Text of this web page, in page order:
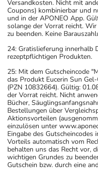
Versandkosten. Nicht mit
Coupons) kombinierbar und
und in der APONEO App.
solange der Vorrat reicht.
zu beenden. Keine
24: Gratislieferung innerhalb
rezeptpflichtigen Produkten.
25: Mit dem Gutscheincode
das Produkt Eucerin Sun
(PZN 10832664). Gültig:
der Vorrat reicht. Nicht
Bücher,
Bestellungen über
Aktionsvorteilen
einzulösen unter
Eingabe des
Vorteils automatisch vom
behalten uns das Recht vor,
wichtigen Grundes zu
Gutschein bzw. durch eine